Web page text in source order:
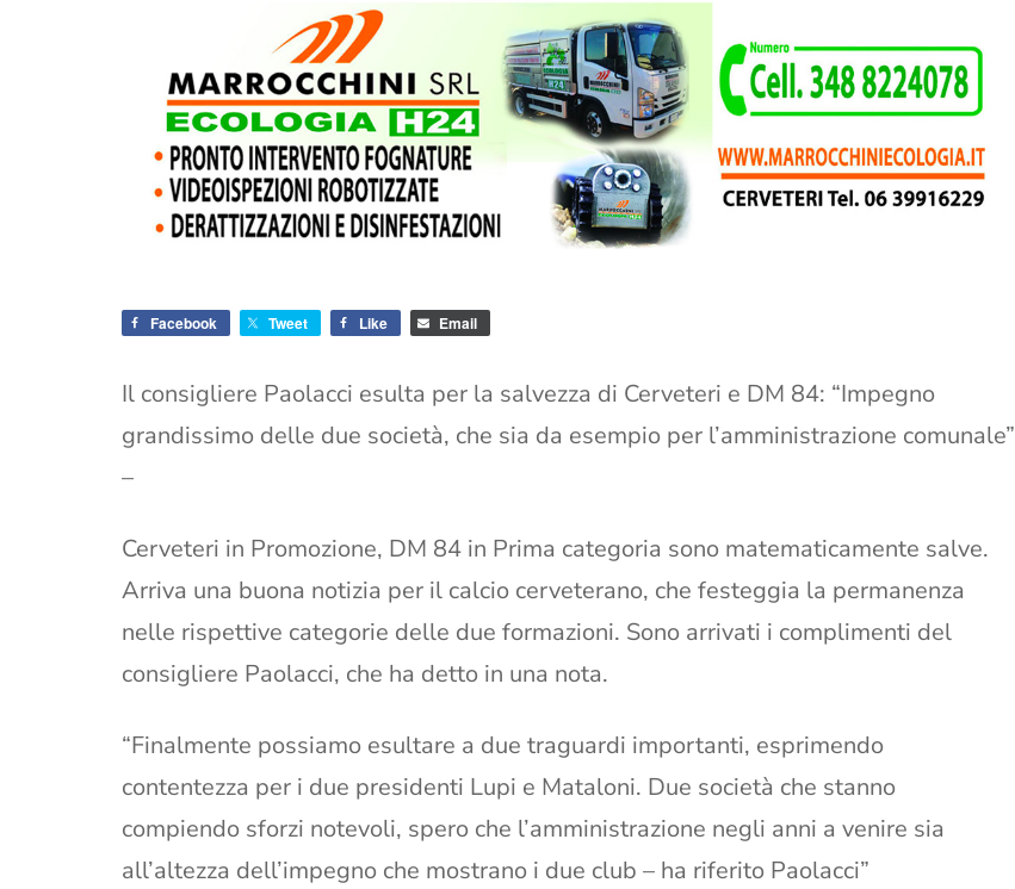
Facebook Tweet Like Email
Il consigliere Paolacci esulta per la salvezza di Cerveteri e DM 84: “Impegno
grandissimo delle due società, che sia da esempio per l’amministrazione comunale”
–
Cerveteri in Promozione, DM 84 in Prima categoria sono matematicamente salve.
Arriva una buona notizia per il calcio cerveterano, che festeggia la permanenza
nelle rispettive categorie delle due formazioni. Sono arrivati i complimenti del
consigliere Paolacci, che ha detto in una nota.
“Finalmente possiamo esultare a due traguardi importanti, esprimendo
contentezza per i due presidenti Lupi e Mataloni. Due società che stanno
compiendo sforzi notevoli, spero che l’amministrazione negli anni a venire sia
all’altezza dell’impegno che mostrano i due club – ha riferito Paolacci”